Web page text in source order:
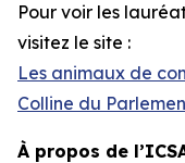
Pour voir les
visitez le site :
Les animaux de
Colline du
À propos de